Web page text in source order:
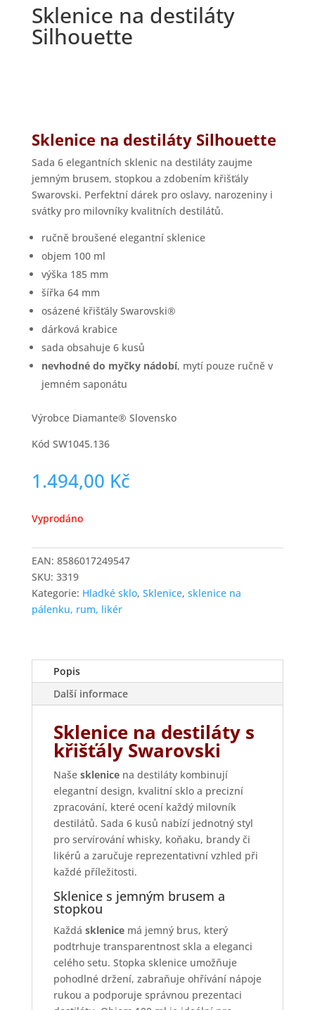
Sklenice na destiláty
Silhouette
Sklenice na destiláty Silhouette
Sada 6 elegantních sklenic na destiláty zaujme
jemným brusem, stopkou a zdobením křišťály
Swarovski. Perfektní dárek pro oslavy, narozeniny i
svátky pro milovníky kvalitních destilátů.
ručně broušené elegantní sklenice
objem 100 ml
výška 185 mm
šířka 64 mm
osázené křišťály Swarovski®
dárková krabice
sada obsahuje 6 kusů
nevhodné do myčky nádobí, mytí pouze ručně v
jemném saponátu
Výrobce Diamante® Slovensko
Kód SW1045.136
1.494,00 Kč
Vyprodáno
EAN: 8586017249547
SKU: 3319
Kategorie: Hladké sklo, Sklenice, sklenice na
pálenku, rum, likér
Popis
Další informace
Sklenice na destiláty s
křišťály Swarovski
Naše sklenicena destiláty kombinují
elegantní design, kvalitní sklo a precizní
zpracování, které ocení každý milovník
destilátů. Sada 6 kusů nabízí jednotný styl
pro servírování whisky, koňaku, brandy či
likérů a zaručuje reprezentativní vzhled při
každé příležitosti.
Sklenice s jemným brusem a
stopkou
Každá sklenicemá jemný brus, který
podtrhuje transparentnost skla a eleganci
celého setu. Stopka sklenice umožňuje
pohodlné držení, zabraňuje ohřívání nápoje
rukou a podporuje správnou prezentaci